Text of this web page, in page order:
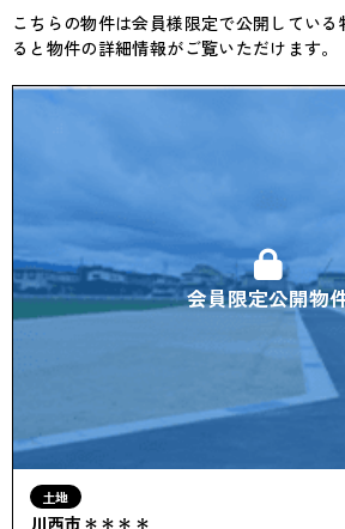
こちらの物件は会員様限定で公開してい
ると物件の詳細情報がご覧いただけます。
会員限定公開物
土地
川西市＊＊＊＊